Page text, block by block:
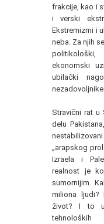
frakcije, kao i
i verski
Ekstremizmi i
neba. Za njih
ekonomski
ubilački
Stravični rat u
delu
„arapskog
Izraela i
realnost je
sumornijim.
miliona ljudi?
život? I to u